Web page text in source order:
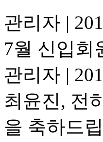
관리자 |
7월 신입회
관리자 |
최윤진, 전
을 축하드